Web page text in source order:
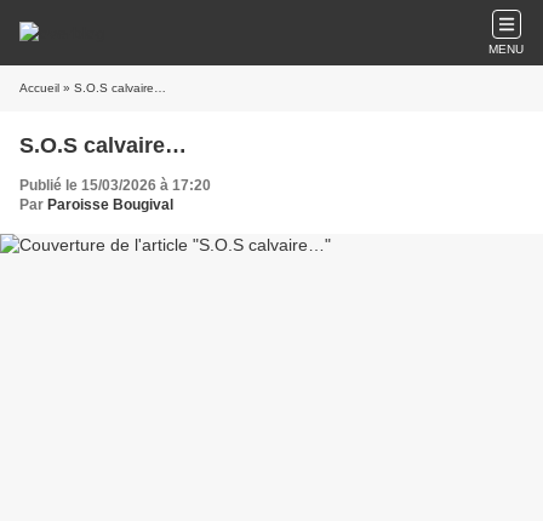
MENU
Accueil » S.O.S calvaire…
S.O.S calvaire…
Publié le 15/03/2026 à 17:20
Par Paroisse Bougival